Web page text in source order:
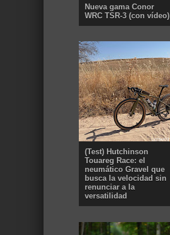
Nueva gama Conor
WRC TSR-3 (con vídeo)
(Test) Hutchinson
Touareg Race: el
neumático Gravel que
busca la velocidad sin
renunciar a la
versatilidad